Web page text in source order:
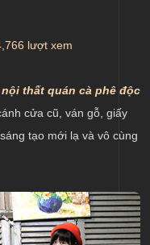
lượt xem
thất quán cà phê độc
cửa cũ, ván gỗ, giấy
tạo mới lạ và vô cùng